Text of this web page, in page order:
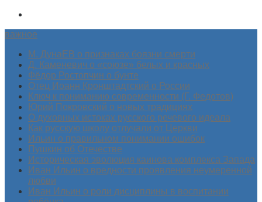
важное
М. ДунаЕВ о признаках боязни смерти
Д. Каменевич о «союзе» белых и красных
Фёдор Ростопчин о бунте
Отец Иоанн Кронштадтский о России
Ключ к пониманию современности (Г. Федотов)
Юрий Покровский о новых традициях
О духовных истоках русского речевого идеала
Как русскую школу отлучали от Церкви
Ильин о правильном понимании ошибок
Пушкин об Отечестве
Историческая эволюция каинова комплекса Запада
Иван Ильин о вредности проявления неумеренной
любви
Иван Ильин о роли дисциплины в воспитании